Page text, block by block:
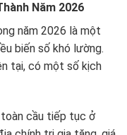
Năm 2026
năm 2026 là một
biến số khó lường.
tại, có một số kịch
cầu tiếp tục ở